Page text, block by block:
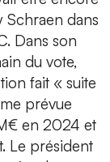
Schraen dans
Dans son
du vote,
fait « suite
prévue
en 2024 et
Le président